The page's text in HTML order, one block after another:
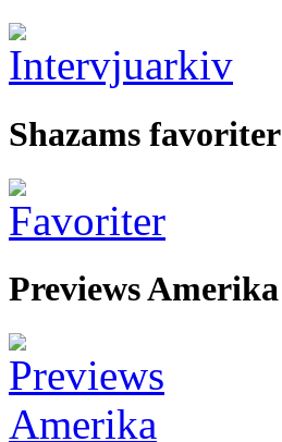
Shazams favoriter
Previews Amerika